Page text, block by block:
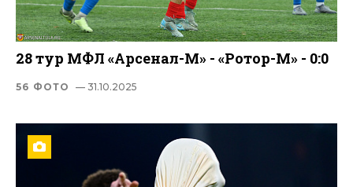
28 тур МФЛ «Арсенал-М» - «Ротор-М» - 0:0
56 ФОТО — 31.10.2025